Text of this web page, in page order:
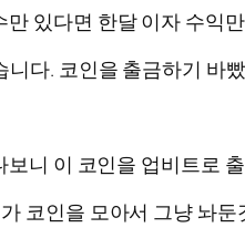
있다면 한달 이자 수익
다. 코인을 출금하기
니 이 코인을 업비트로
코인을 모아서 그냥 놔